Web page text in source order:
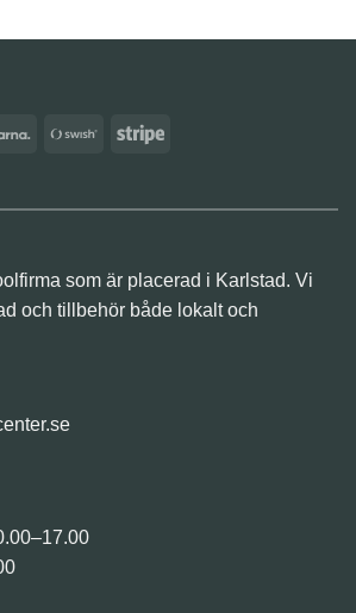
Klarna Swish
Stripe
som är placerad i Karlstad. Vi
och tillbehör både lokalt och